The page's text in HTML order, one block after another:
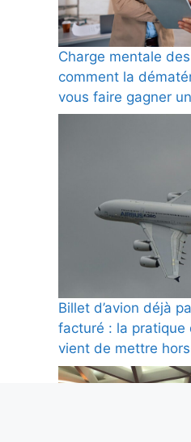
Charge mentale
comment la
vous faire gagner
Billet d’avion déjà
facturé : la pratique
vient de mettre